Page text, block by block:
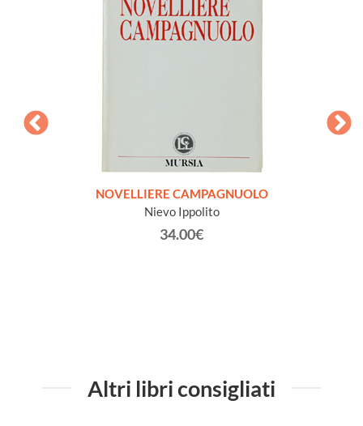
NOVELLIERE CAMPAGNUOLO
Nievo Ippolito
34.00€
Altri libri consigliati